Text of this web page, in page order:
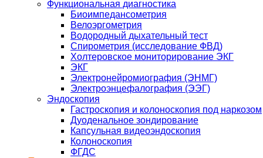
Функциональная диагностика
Биоимпедансометрия
Велоэргометрия
Водородный дыхательный тест
Спирометрия (исследование ФВД)
Холтеровское мониторирование ЭКГ
ЭКГ
Электронейромиография (ЭНМГ)
Электроэнцефалография (ЭЭГ)
Эндоскопия
Гастроскопия и колоноскопия под наркозом
Дуоденальное зондирование
Капсульная видеоэндоскопия
Колоноскопия
ФГДС